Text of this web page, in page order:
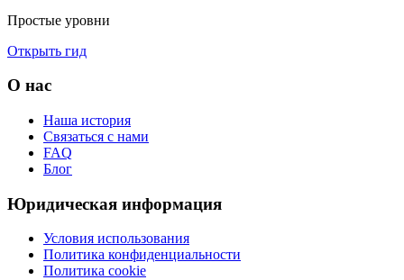
Простые уровни
Открыть гид
О нас
Наша история
Связаться с нами
FAQ
Блог
Юридическая информация
Условия использования
Политика конфиденциальности
Политика cookie